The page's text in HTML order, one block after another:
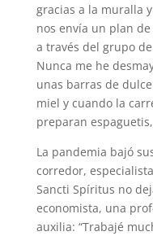
gracias a la muralla
nos envía un plan
a través del grupo
Nunca me he
unas barras de
miel y cuando la
preparan
La pandemia bajó
corredor,
Sancti Spíritus no
economista, una
auxilia: “Trabajé